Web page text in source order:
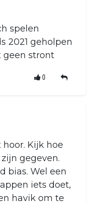
spelen
2021 geholpen
geen stront
0
Kijk hoe
gegeven.
bias. Wel een
iets doet,
havik om te